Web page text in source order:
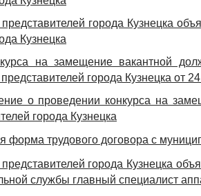
города Кузнецка
Кузнецка
на замещение вакантной
города Кузнецка от
о проведении конкурса на
города Кузнецка
форма трудового договора с
города Кузнецка
службы главный специалист